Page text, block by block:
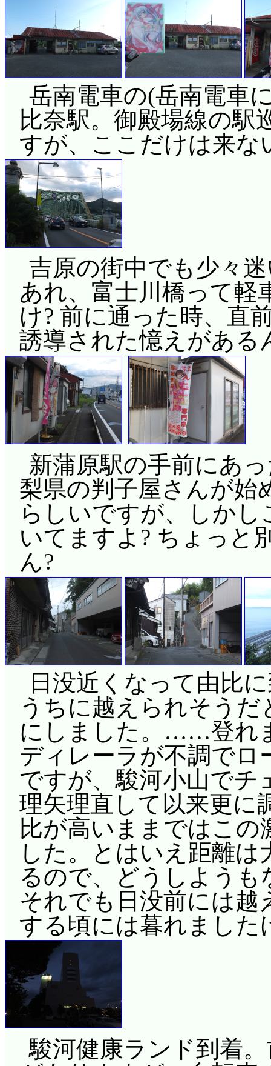
岳南電車の(岳南電車
比奈駅。御殿場線の駅
すが、ここだけは来
吉原の街中でも少々
あれ、富士川橋って軽
け? 前に通った時、直
誘導された憶えがあ
新蒲原駅の手前にあ
梨県の判子屋さんが始
らしいですが、しか
いてますよ? ちょっと
ん?
日没近くなって由比
うちに越えられそう
にしました。……登れ
ディレーラが不調でロ
ですが、駿河小山でチ
理矢理直して以来更に
比が高いままではこ
した。とはいえ距離
るので、どうしよう
それでも日没前には越
する頃には暮れました
駿河健康ランド到着